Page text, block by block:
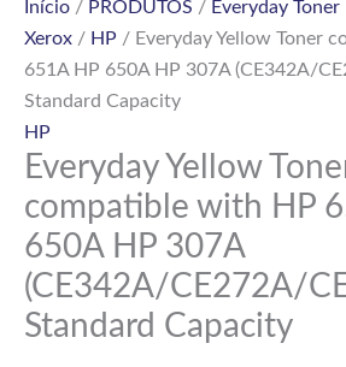
Início / PRODUTOS / Everyday Toner
Xerox / HP / Everyday Yellow Toner
651A HP 650A HP 307A (CE342A/
Standard Capacity
HP
Everyday Yellow
compatible with HP
650A HP 307A
(CE342A/CE272A/
Standard Capacity
(CE342A/CE272A/CE742A),